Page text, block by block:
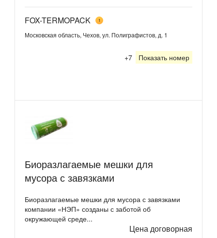
FOX-TERMOPACK 1
Московская область, Чехов, ул. Полиграфистов, д. 1
+7 Показать номер
Биоразлагаемые мешки для
мусора с завязками
Биоразлагаемые мешки для мусора с завязками
компании «НЭП» созданы с заботой об
окружающей среде...
Цена договорная